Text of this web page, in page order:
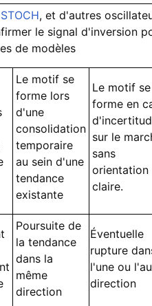
STOCH, et d'autres
le signal d'inversion
de modèles
Le motif se
forme lors
d'une
consolidation
temporaire
au sein d'une
tendance
existante
Le motif se
forme en
sur le
sans
orientation
claire.
Poursuite de
la tendance
dans la
même
direction
Éventuelle
rupture
l'une ou
direction